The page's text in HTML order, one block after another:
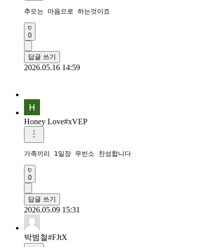
추모는 마음으로 하는것이죠
0
답글 쓰기
2026.05.16 14:59
Honey Love#xVEP
가족끼리 1일장 무빈소 찬성합니다
0
답글 쓰기
2026.05.09 15:31
박범철#FJtX